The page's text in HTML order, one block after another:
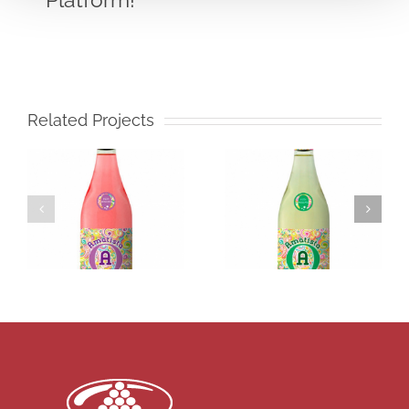
Related Projects
Amatista
Muscatel
Frizzante
White
Icono
Merlot